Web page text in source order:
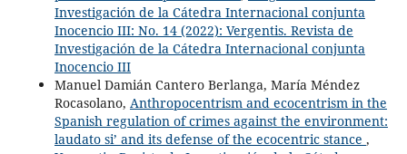
Investigación de la Cátedra Internacional conjunta
Inocencio III: No. 14 (2022): Vergentis. Revista de
Investigación de la Cátedra Internacional conjunta
Inocencio III
Manuel Damián Cantero Berlanga, María Méndez
Rocasolano, Anthropocentrism and ecocentrism in the
Spanish regulation of crimes against the environment:
laudato si’ and its defense of the ecocentric stance ,